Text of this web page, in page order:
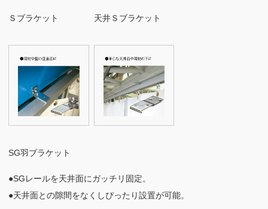
Ｓブラケット 天井Ｓブラケット
SG羽ブラケット
●SGレールを天井面にガッチリ固定。
●天井面との隙間をなくしぴったり設置が可能。